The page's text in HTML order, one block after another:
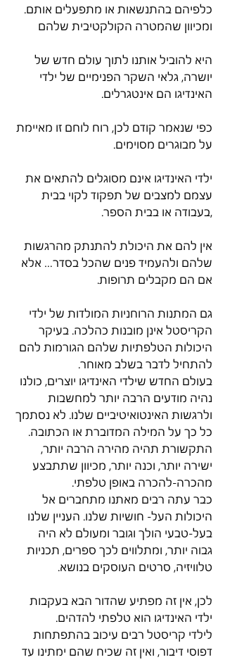
כלפיהם בהתנשאות או מתפעלים אותם.
ומכיוון שהמטרה הקולקטיבית שלהם
היא להוביל אותנו לתוך עולם חדש של
יושרה, גלאי השקר הפנימיים של ילדי
האינדיגו הם אינטגרלים.
כפי שנאמר קודם לכן, רוח לוחם זו מאיימת
על מבוגרים מסוימים.
ילדי האינדיגו אינם מסוגלים להתאים את
עצמם למצבים של תפקוד לקוי בבית
,בעבודה או בבית הספר.
אין להם את היכולת להתנתק מהרגשות
שלהם ולהעמיד פנים שהכל בסדר… אלא
אם הם מקבלים תרופות.
גם המתנות הרוחניות המולדות של ילדי
הקריסטל אינן מובנות כהלכה. בעיקר
היכולות הטלפתיות שלהם הגורמות להם
להתחיל לדבר בשלב מאוחר.
בעולם החדש שילדי האינדיגו יוצרים, כולנו
נהיה מודעים הרבה יותר למחשבות
ולרגשות האינטואיטיביים שלנו. לא נסתמך
כל כך על המילה המדוברת או הכתובה.
התקשורת תהיה מהירה הרבה יותר,
ישירה יותר, וכנה יותר, מכיוון שתתבצע
מהכרה-להכרה באופן טלפתי.
כבר עתה רבים מאתנו מתחברים אל
היכולות העל- חושיות שלנו. העניין שלנו
בעל-טבעי הולך וגובר ומעולם לא היה
גבוה יותר, ומתלווים לכך ספרים, תכניות
טלוויזיה, סרטים העוסקים בנושא.
לכן, אין זה מפתיע שהדור הבא בעקבות
ילדי האינדיגו הוא טלפתי להדהים.
לילדי קריסטל רבים עיכוב בהתפתחות
דפוסי דיבור, ואין זה שכיח שהם ימתינו עד